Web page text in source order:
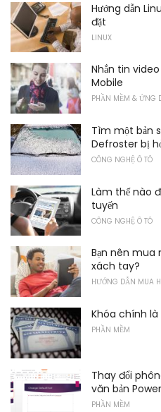
Hướng dẫn
đặt
LINUX
Nhắn tin
Mobile
PHẦN MỀM & ỨNG
Tìm một bản
Defroster bị
CÔNG NGHỆ Ô TÔ
Làm thế nào
tuyến
CÔNG NGHỆ Ô TÔ
Bạn nên
xách tay?
HƯỚNG DẪN MUA
Khóa chính là
PHẦN MỀM
Thay đổi
văn bản
PHẦN MỀM